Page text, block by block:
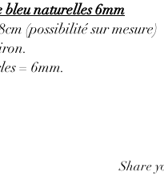
bleu naturelles 6mm
(possibilité sur mesure)
= 6mm.
Share